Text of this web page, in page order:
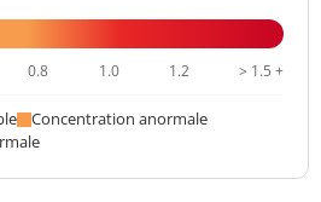
0.8 1.0 1.2 > 1.5 +
Concentration anormale